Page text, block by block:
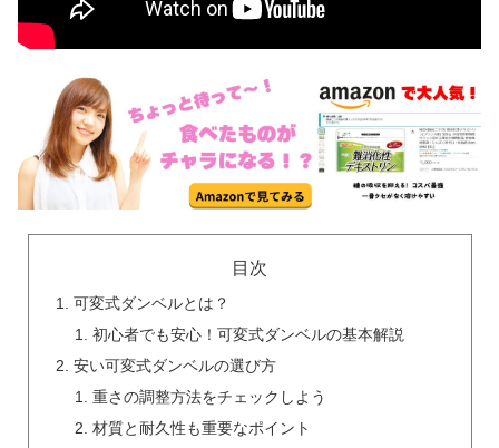
目次
可変式ダンベルとは？
初心者でも安心！可変式ダンベルの基本解説
安い可変式ダンベルの選び方
重さの調整方法をチェックしよう
材質と耐久性も重要なポイント